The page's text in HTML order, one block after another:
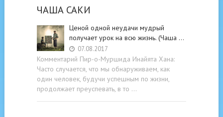
ЧАША САКИ
Ценой одной неудачи мудрый
получает урок на всю жизнь. (Чаша …
07.08.2017
Комментарий Пир-о-Муршида Инайята Хана:
Часто случается, что мы обнаруживаем, как
один человек, будучи успешным по жизни,
продолжает преуспевать, в то …